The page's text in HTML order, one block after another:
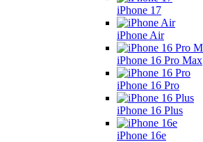
iPhone 17
iPhone Air
iPhone 16 Pro Max
iPhone 16 Pro
iPhone 16 Plus
iPhone 16e